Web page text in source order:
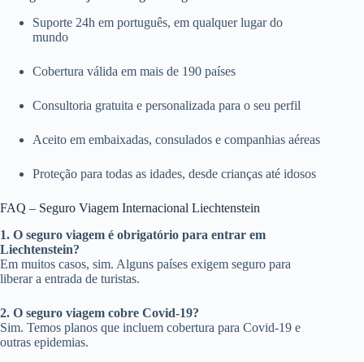
Suporte 24h em português, em qualquer lugar do
mundo
Cobertura válida em mais de 190 países
Consultoria gratuita e personalizada para o seu perfil
Aceito em embaixadas, consulados e companhias aéreas
Proteção para todas as idades, desde crianças até idosos
FAQ – Seguro Viagem Internacional Liechtenstein
1. O seguro viagem é obrigatório para entrar em
Liechtenstein?
Em muitos casos, sim. Alguns países exigem seguro para
liberar a entrada de turistas.
2. O seguro viagem cobre Covid-19?
Sim. Temos planos que incluem cobertura para Covid-19 e
outras epidemias.